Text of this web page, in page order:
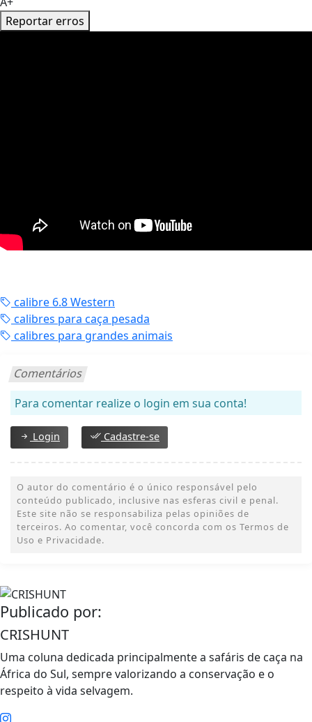
Reportar erros
calibre 6.8 Western
calibres para caça pesada
calibres para grandes animais
Comentários
Para comentar realize o login em sua conta!
Login Cadastre-se
O autor do comentário é o único responsável pelo
conteúdo publicado, inclusive nas esferas civil e penal.
Este site não se responsabiliza pelas opiniões de
terceiros. Ao comentar, você concorda com os Termos de
Uso e Privacidade.
Publicado por:
CRISHUNT
Uma coluna dedicada principalmente a safáris de caça na
África do Sul, sempre valorizando a conservação e o
respeito à vida selvagem.